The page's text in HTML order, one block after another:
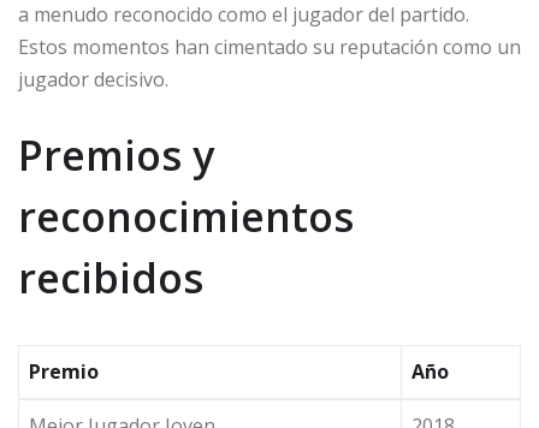
a menudo reconocido como el jugador del partido.
Estos momentos han cimentado su reputación como un
jugador decisivo.
Premios y
reconocimientos
recibidos
Premio Año